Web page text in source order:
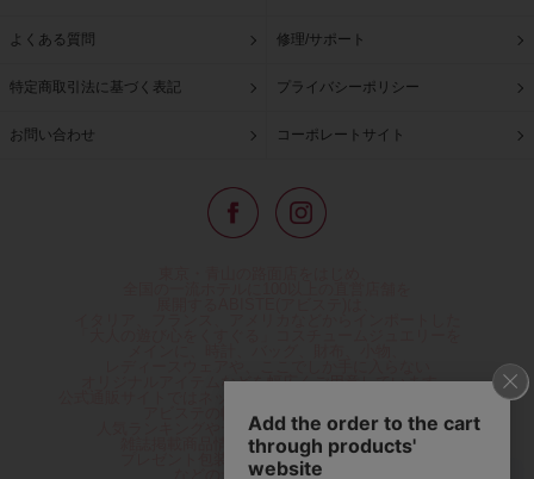
よくある質問 修理/サポート
特定商取引法に基づく表記 プライバシーポリシー
お問い合わせ コーポレートサイト
オリジナルアイテムなどを幅広くご用意しています。
アビステの幅広い商品を取り揃え、
人気ランキングやテレビなどメディア着用商品、
雑誌掲載商品情報を紹介するコンテンツ、
プレゼント包装無料や独自のポイント還元
などのサービスをご提供。